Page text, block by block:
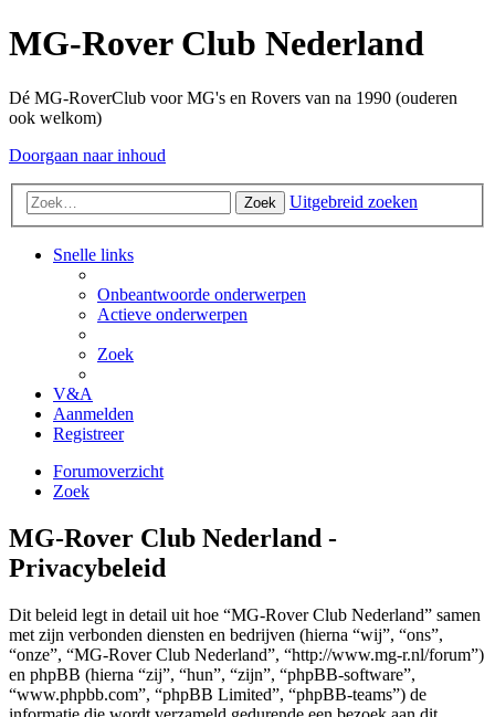
MG-Rover Club Nederland
Dé MG-RoverClub voor MG's en Rovers van na 1990 (ouderen
ook welkom)
Doorgaan naar inhoud
Zoek Uitgebreid zoeken
Snelle links
Onbeantwoorde onderwerpen
Actieve onderwerpen
Zoek
V&A
Aanmelden
Registreer
Forumoverzicht
Zoek
MG-Rover Club Nederland -
Privacybeleid
Dit beleid legt in detail uit hoe “MG-Rover Club Nederland” samen
met zijn verbonden diensten en bedrijven (hierna “wij”, “ons”,
“onze”, “MG-Rover Club Nederland”, “http://www.mg-r.nl/forum”)
en phpBB (hierna “zij”, “hun”, “zijn”, “phpBB-software”,
“www.phpbb.com”, “phpBB Limited”, “phpBB-teams”) de